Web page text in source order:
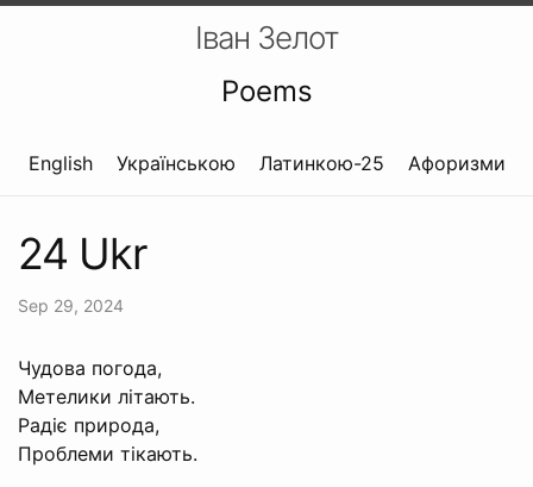
Іван Зелот
Poems
English Українською Латинкою-25 Афоризми
24 Ukr
Sep 29, 2024
Чудова погода,
Метелики літають.
Радіє природа,
Проблеми тікають.